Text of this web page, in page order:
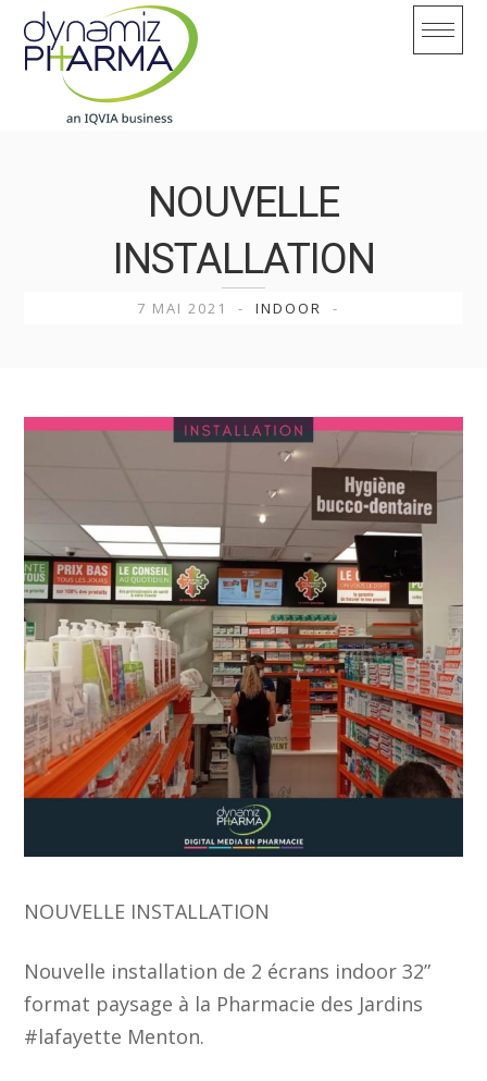
Skip
content
NOUVELLE
INSTALLATION
7 MAI 2021 INDOOR
NOUVELLE INSTALLATION
Nouvelle installation de 2 écrans indoor 32”
format paysage à la Pharmacie des Jardins
#lafayette Menton.